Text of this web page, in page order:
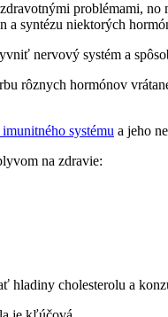
problémami,
a ⁣syntézu niektorých
nervový‍ systém a
rôznych hormónov
systému a jeho
na zdravie:
⁢hladiny cholesterolu⁣ a